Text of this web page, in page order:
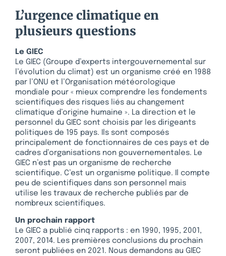
L’urgence climatique en
plusieurs questions
Le GIEC
Le GIEC (Groupe d’experts intergouvernemental sur
l’évolution du climat) est un organisme créé en 1988
par l’ONU et l’Organisation météorologique
mondiale pour « mieux comprendre les fondements
scientifiques des risques liés au changement
climatique d’origine humaine ». La direction et le
personnel du GIEC sont choisis par les dirigeants
politiques de 195 pays. Ils sont composés
principalement de fonctionnaires de ces pays et de
cadres d’organisations non gouvernementales. Le
GIEC n’est pas un organisme de recherche
scientifique. C’est un organisme politique. Il compte
peu de scientifiques dans son personnel mais
utilise les travaux de recherche publiés par de
nombreux scientifiques.
Un prochain rapport
Le GIEC a publié cinq rapports : en 1990, 1995, 2001,
2007, 2014. Les premières conclusions du prochain
seront publiées en 2021. Nous demandons au GIEC